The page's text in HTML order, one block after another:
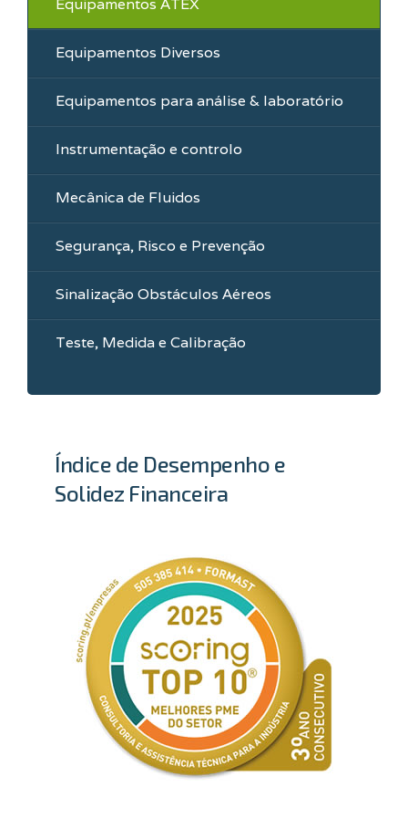
Equipamentos ATEX
Equipamentos Diversos
Equipamentos para análise & laboratório
Instrumentação e controlo
Mecânica de Fluidos
Segurança, Risco e Prevenção
Sinalização Obstáculos Aéreos
Teste, Medida e Calibração
Índice de Desempenho e
Solidez Financeira